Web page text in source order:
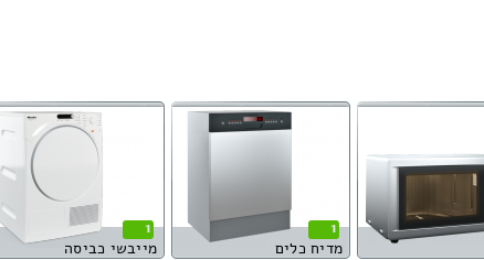
1
מדיח כלים
1
מייבשי כביסה